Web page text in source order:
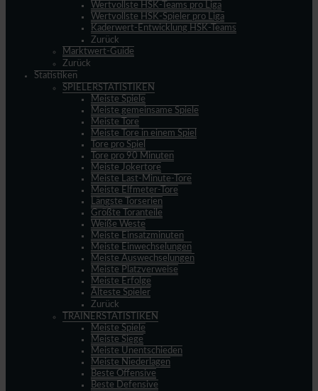
Wertvollste HSK-Teams pro Liga
Wertvollste HSK-Spieler pro Liga
Kaderwert-Entwicklung HSK-Teams
Zurück
Marktwert-Guide
Zurück
Statistiken
SPIELERSTATISTIKEN
Meiste Spiele
Meiste gemeinsame Spiele
Meiste Tore
Meiste Tore in einem Spiel
Tore pro Spiel
Tore pro 90 Minuten
Meiste Jokertore
Meiste Last-Minute-Tore
Meiste Elfmeter-Tore
Längste Torserien
Größte Toranteile
Weiße Weste
Meiste Einsatzminuten
Meiste Einwechselungen
Meiste Auswechselungen
Meiste Platzverweise
Meiste Erfolge
Älteste Spieler
Zurück
TRAINERSTATISTIKEN
Meiste Spiele
Meiste Siege
Meiste Unentschieden
Meiste Niederlagen
Beste Offensive
Beste Defensive